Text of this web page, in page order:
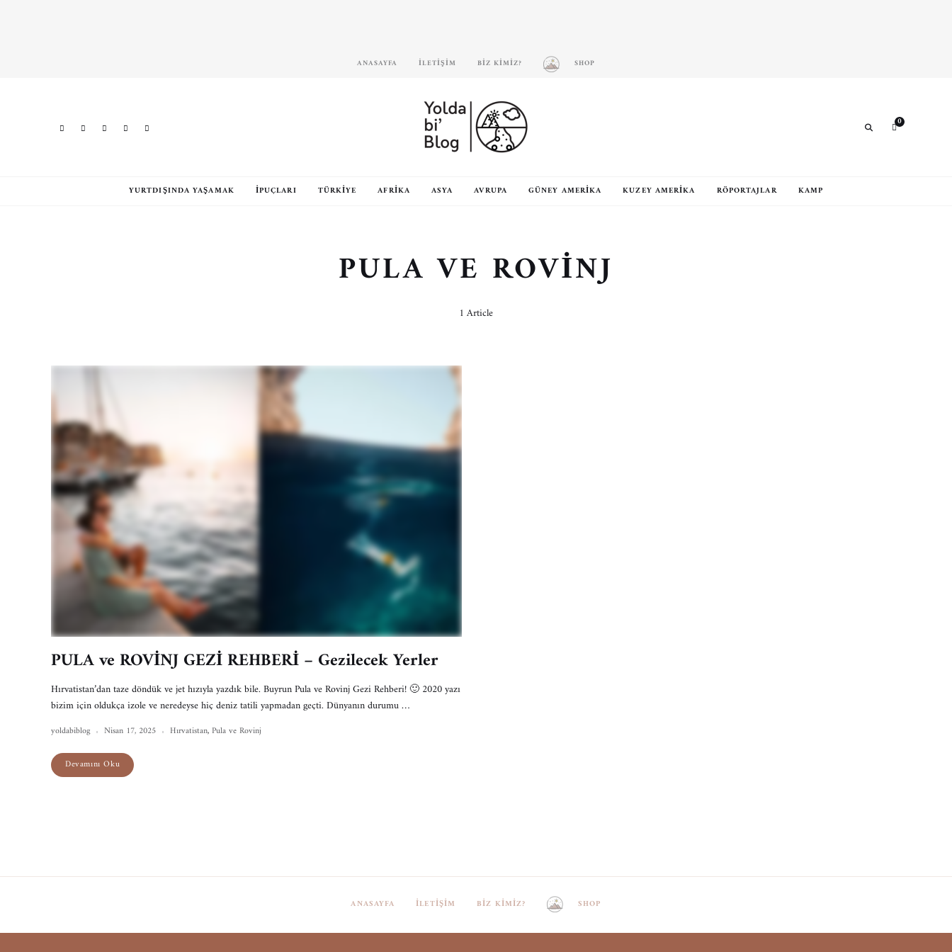
ANASAYFA İLETIŞIM BIZ KIMIZ? SHOP
0
YURTDIŞINDA YAŞAMAK İPUÇLARI TÜRKIYE AFRIKA ASYA AVRUPA GÜNEY AMERIKA KUZEY AMERIKA RÖPORTAJLAR KAMP
PULA VE ROVINJ
1 Article
PULA ve ROVİNJ GEZİ REHBERİ – Gezilecek Yerler
Hırvatistan’dan taze döndük ve jet hızıyla yazdık bile. Buyrun Pula ve Rovinj Gezi Rehberi! 🙂 2020 yazı
bizim için oldukça izole ve neredeyse hiç deniz tatili yapmadan geçti. Dünyanın durumu …
yoldabiblog Nisan 17, 2025 Hırvatistan,Pula ve Rovinj
Devamını Oku
ANASAYFA İLETIŞIM BIZ KIMIZ? SHOP